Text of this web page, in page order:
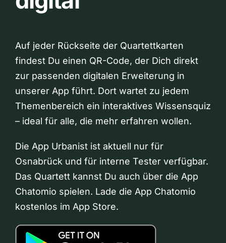
Auf jeder Rückseite der Quartettkarten
findest Du einen QR-Code, der Dich direkt
zur passenden digitalen Erweiterung in
unserer App führt. Dort wartet zu jedem
Themenbereich ein interaktives Wissensquiz
– ideal für alle, die mehr erfahren wollen.
Die App Urbanist ist aktuell nur für
Osnabrück und für interne Tester verfügbar.
Das Quartett kannst Du auch über die App
Chatomio spielen. Lade die App Chatomio
kostenlos im App Store.